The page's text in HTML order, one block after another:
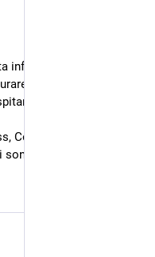
informatico mi sono
spazi in hosting,
i miei siti web, oltre
Contabo, Ionos sono i
trovato bene.